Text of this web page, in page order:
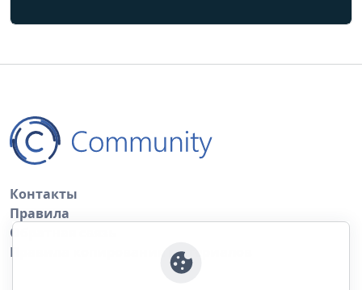
Контакты
Правила
Обратная связь
Правила копирования материалов